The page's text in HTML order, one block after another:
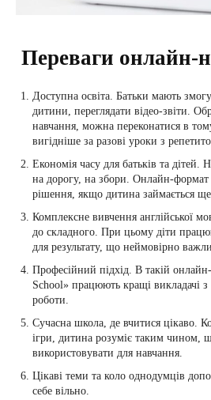
Переваги онлайн-
Доступна освіта. Батьки мають
дитини, переглядати відео-звіти.
навчання, можна переконатися в
вигідніше за разові уроки з
Економія часу для батьків та дітей.
на дорогу, на збори. Онлайн-
рішення, якщо дитина займається
Комплексне вивчення англійської
до складного. При цьому діти
для результату, що неймовірно
Професійний підхід. В такій
School» працюють кращі викладачі з
роботи.
Сучасна школа, де вчитися цікаво.
ігри, дитина розуміє таким чином,
використовувати для навчання.
Цікаві теми та коло однодумців
себе вільно.